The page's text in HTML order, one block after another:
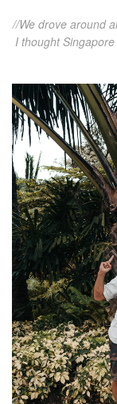
//We drove around
I thought